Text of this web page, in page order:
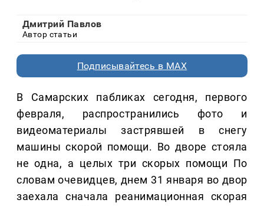
Дмитрий Павлов
Автор статьи
Подписывайтесь в MAX
В Самарских пабликах сегодня, первого
февраля, распространились фото и
видеоматериалы застрявшей в снегу
машины скорой помощи. Во дворе стояла
не одна, а целых три скорых помощи По
словам очевидцев, днем 31 января во двор
заехала сначала реанимационная скорая